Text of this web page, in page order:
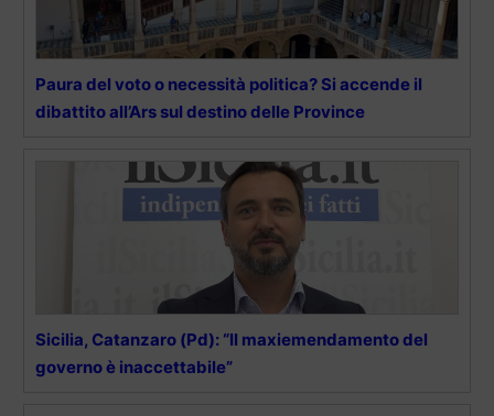
Paura del voto o necessità politica? Si accende il
dibattito all’Ars sul destino delle Province
Sicilia, Catanzaro (Pd): “Il maxiemendamento del
governo è inaccettabile”